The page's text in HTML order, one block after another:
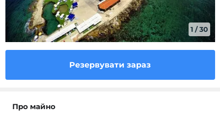
1 /30
Резервувати зараз
Про майно